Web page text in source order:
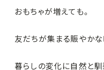
おもちゃが増えても。
友だちが集まる賑やかな
暮らしの変化に自然と馴